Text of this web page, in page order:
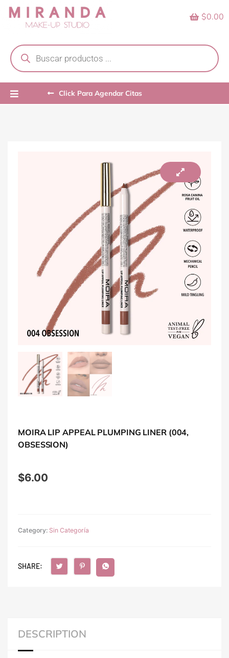
Skip
search
$0.00
Click Para Agendar Citas
MOIRA LIP APPEAL PLUMPING LINER (004,
OBSESSION)
$6.00
Category: Sin Categoría
SHARE:
DESCRIPTION